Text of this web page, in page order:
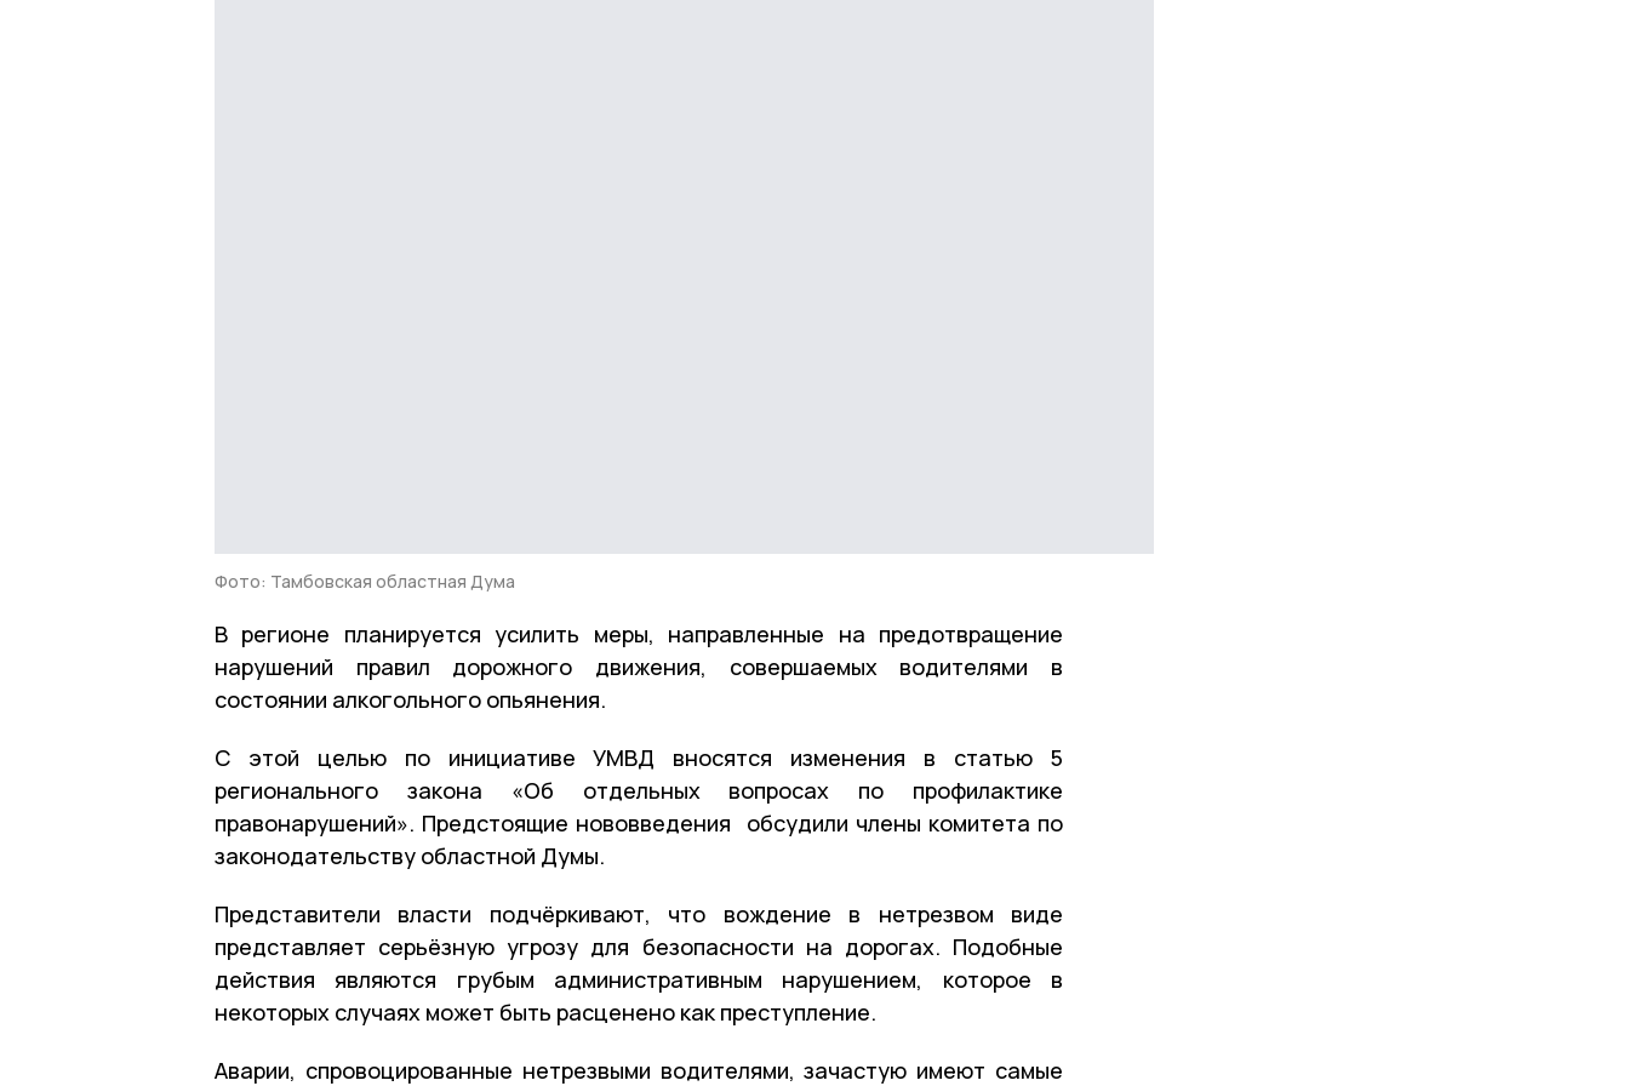
Фото: Тамбовская областная Дума
В регионе планируется усилить меры, направленные на предотвращение
нарушений правил дорожного движения, совершаемых водителями в
состоянии алкогольного опьянения.
С этой целью по инициативе УМВД вносятся изменения в статью 5
регионального закона «Об отдельных вопросах по профилактике
правонарушений». Предстоящие нововведения обсудили члены комитета по
законодательству областной Думы.
Представители власти подчёркивают, что вождение в нетрезвом виде
представляет серьёзную угрозу для безопасности на дорогах. Подобные
действия являются грубым административным нарушением, которое в
некоторых случаях может быть расценено как преступление.
Аварии, спровоцированные нетрезвыми водителями, зачастую имеют самые